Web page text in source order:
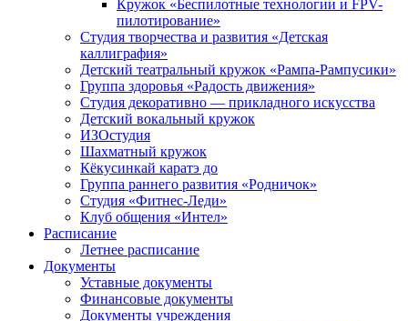
Кружок «Беспилотные технологии и FPV-
пилотирование»
Студия творчества и развития «Детская
каллиграфия»
Детский театральный кружок «Рампа-Рампусики»
Группа здоровья «Радость движения»
Студия декоративно — прикладного искусства
Детский вокальный кружок
ИЗОстудия
Шахматный кружок
Кёкусинкай каратэ до
Группа раннего развития «Родничок»
Cтудия «Фитнес-Леди»
Клуб общения «Интел»
Расписание
Летнее расписание
Документы
Уставные документы
Финансовые документы
Документы учреждения